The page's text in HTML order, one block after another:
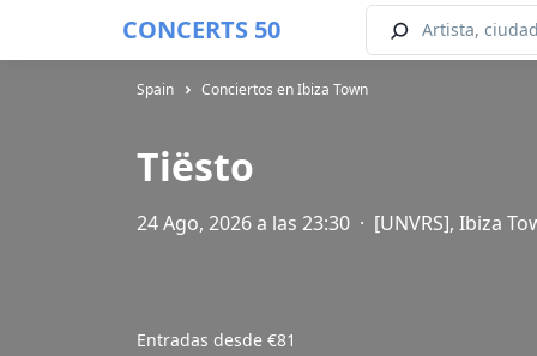
CONCERTS 50
Spain Conciertos en Ibiza Town
Tiësto
24 Ago, 2026 a las 23:30 · [UNVRS], Ibiza
Entradas desde €81